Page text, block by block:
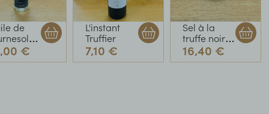
de
noire
€
L'instant
Truffier
7,10 €
Sel à la
truffe noire
(Tuber
Mélanosporum)
16,40 €